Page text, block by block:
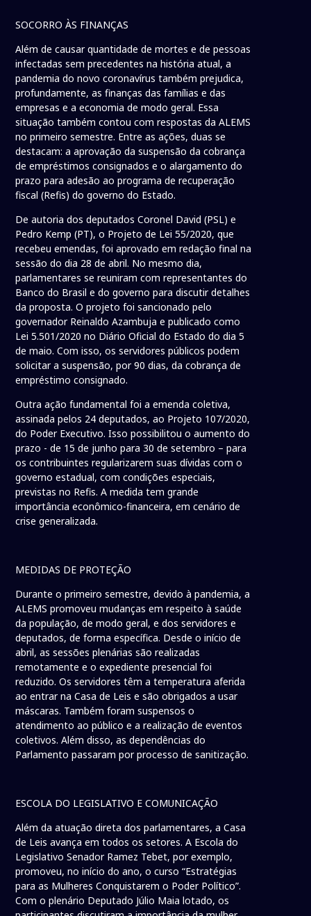
SOCORRO ÀS FINANÇAS
Além de causar quantidade de mortes e de pessoas
infectadas sem precedentes na história atual, a
pandemia do novo coronavírus também prejudica,
profundamente, as finanças das famílias e das
empresas e a economia de modo geral. Essa
situação também contou com respostas da ALEMS
no primeiro semestre. Entre as ações, duas se
destacam: a aprovação da suspensão da cobrança
de empréstimos consignados e o alargamento do
prazo para adesão ao programa de recuperação
fiscal (Refis) do governo do Estado.
De autoria dos deputados Coronel David (PSL) e
Pedro Kemp (PT), o Projeto de Lei 55/2020, que
recebeu emendas, foi aprovado em redação final na
sessão do dia 28 de abril. No mesmo dia,
parlamentares se reuniram com representantes do
Banco do Brasil e do governo para discutir detalhes
da proposta. O projeto foi sancionado pelo
governador Reinaldo Azambuja e publicado como
Lei 5.501/2020 no Diário Oficial do Estado do dia 5
de maio. Com isso, os servidores públicos podem
solicitar a suspensão, por 90 dias, da cobrança de
empréstimo consignado.
Outra ação fundamental foi a emenda coletiva,
assinada pelos 24 deputados, ao Projeto 107/2020,
do Poder Executivo. Isso possibilitou o aumento do
prazo - de 15 de junho para 30 de setembro – para
os contribuintes regularizarem suas dívidas com o
governo estadual, com condições especiais,
previstas no Refis. A medida tem grande
importância econômico-financeira, em cenário de
crise generalizada.
MEDIDAS DE PROTEÇÃO
Durante o primeiro semestre, devido à pandemia, a
ALEMS promoveu mudanças em respeito à saúde
da população, de modo geral, e dos servidores e
deputados, de forma específica. Desde o início de
abril, as sessões plenárias são realizadas
remotamente e o expediente presencial foi
reduzido. Os servidores têm a temperatura aferida
ao entrar na Casa de Leis e são obrigados a usar
máscaras. Também foram suspensos o
atendimento ao público e a realização de eventos
coletivos. Além disso, as dependências do
Parlamento passaram por processo de sanitização.
ESCOLA DO LEGISLATIVO E COMUNICAÇÃO
Além da atuação direta dos parlamentares, a Casa
de Leis avança em todos os setores. A Escola do
Legislativo Senador Ramez Tebet, por exemplo,
promoveu, no início do ano, o curso “Estratégias
para as Mulheres Conquistarem o Poder Político”.
Com o plenário Deputado Júlio Maia lotado, os